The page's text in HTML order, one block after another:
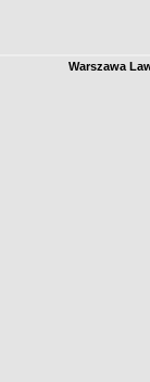
Warszawa